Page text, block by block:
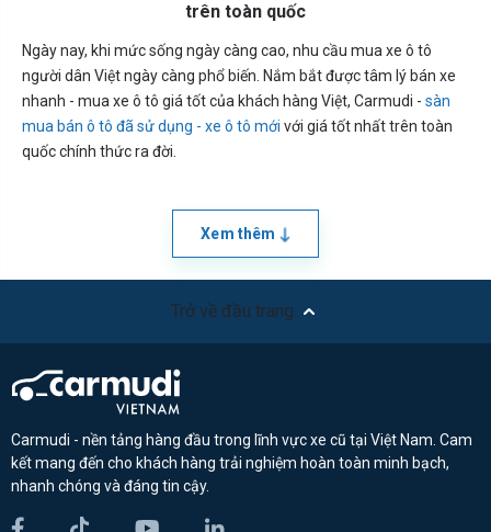
trên toàn quốc
Ngày nay, khi mức sống ngày càng cao, nhu cầu mua xe ô tô
người dân Việt ngày càng phổ biến. Nắm bắt được tâm lý bán xe
nhanh - mua xe ô tô giá tốt của khách hàng Việt, Carmudi - sàn
mua bán ô tô đã sử dụng - xe ô tô mới với giá tốt nhất trên toàn
quốc chính thức ra đời.
Xem thêm
Trở về đầu trang
Carmudi - nền tảng hàng đầu trong lĩnh vực xe cũ tại Việt Nam. Cam
kết mang đến cho khách hàng trải nghiệm hoàn toàn minh bạch,
nhanh chóng và đáng tin cậy.